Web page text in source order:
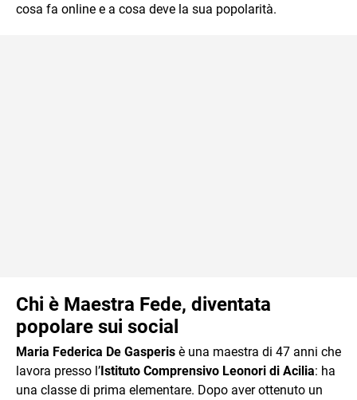
cosa fa online e a cosa deve la sua popolarità.
Chi è Maestra Fede, diventata
popolare sui social
Maria Federica De Gasperis è una maestra di 47 anni che
lavora presso l’Istituto Comprensivo Leonori di Acilia: ha
una classe di prima elementare. Dopo aver ottenuto un